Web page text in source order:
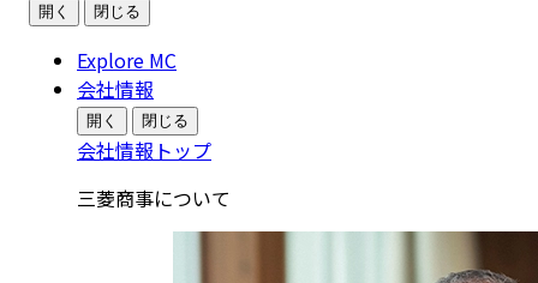
開く 閉じる
Explore MC
会社情報
開く 閉じる
会社情報トップ
三菱商事について